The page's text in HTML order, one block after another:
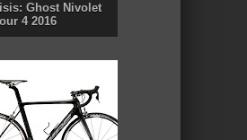
Ghost Nivolet
4 2016